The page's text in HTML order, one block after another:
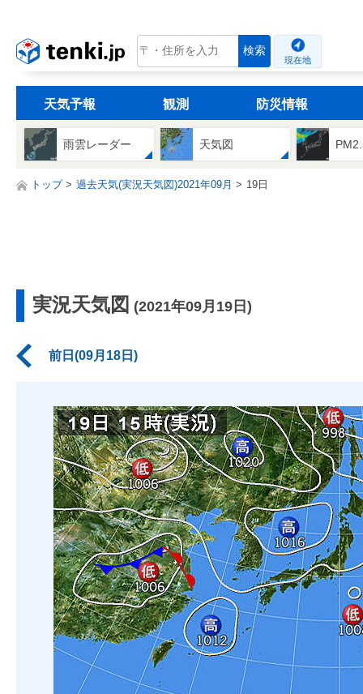
tenki.jp 検索
現在地
天気予報 観測 防災情報
雨雲レーダー 天気図
トップ 過去天気(実況天気図)2021年09月 19日
実況天気図 (2021年09月19日)
前日(09月18日)